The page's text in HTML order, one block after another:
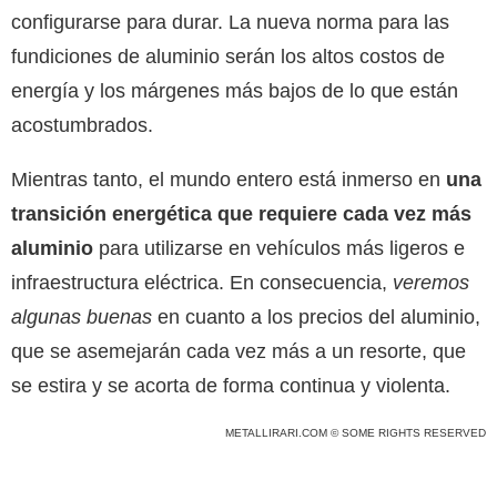
configurarse para durar. La nueva norma para las
fundiciones de aluminio serán los altos costos de
energía y los márgenes más bajos de lo que están
acostumbrados.
Mientras tanto, el mundo entero está inmerso en una
transición energética que requiere cada vez más
aluminio para utilizarse en vehículos más ligeros e
infraestructura eléctrica. En consecuencia, veremos
algunas buenas en cuanto a los precios del aluminio,
que se asemejarán cada vez más a un resorte, que
se estira y se acorta de forma continua y violenta.
METALLIRARI.COM © SOME RIGHTS RESERVED